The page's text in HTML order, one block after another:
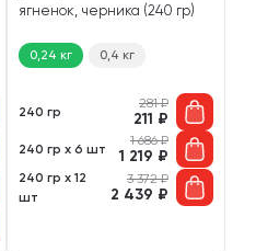
ягненок, черника (240 гр)
0,24 кг 0,4 кг
240 гр
281₽
211 ₽
240 гр х 6 шт
1 686₽
1 219 ₽
240 гр х 12
шт
3 372₽
2 439 ₽